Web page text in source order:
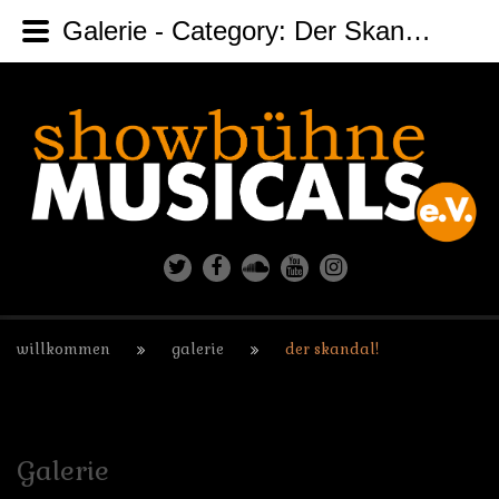
willkommen galerie der skandal!
Galerie
Galerie - Category: Der Skandal!